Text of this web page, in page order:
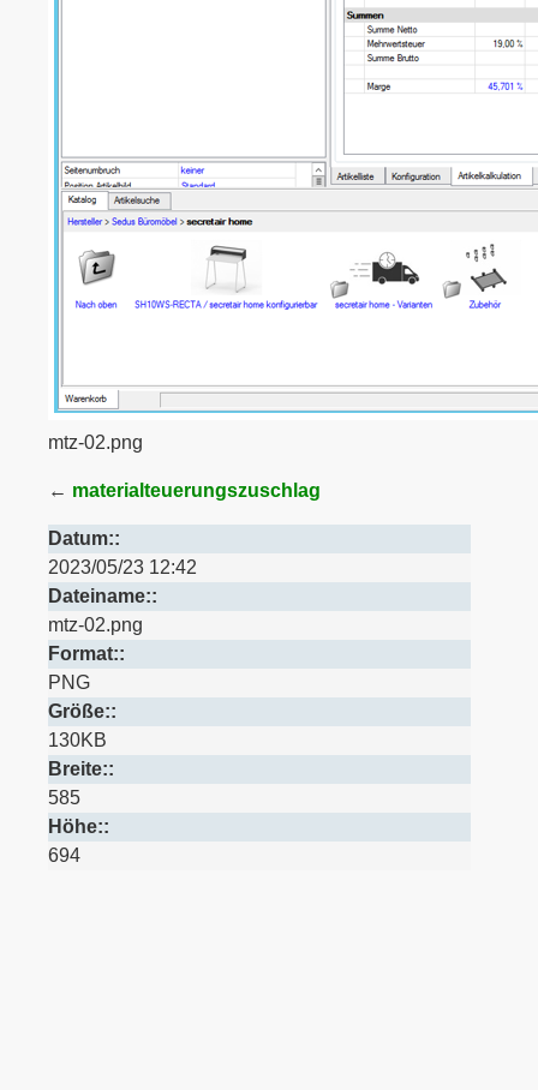
mtz-02.png
← materialteuerungszuschlag
Datum::
2023/05/23 12:42
Dateiname::
mtz-02.png
Format::
PNG
Größe::
130KB
Breite::
585
Höhe::
694